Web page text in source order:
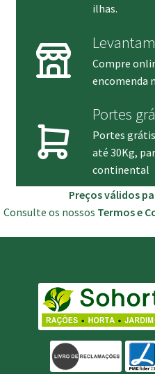
ilhas.
Compre
encomenda
Portes
Portes
até 30Kg,
continental
Preços válidos
Consulte os nossos Termos e